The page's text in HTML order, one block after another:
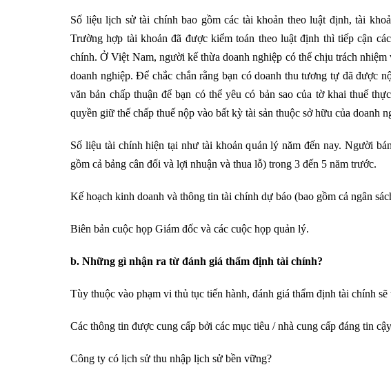
Số liệu lịch sử tài chính bao gồm các tài khoản theo luật định, tài
Trường hợp tài khoản đã được kiểm toán theo luật định thì tiếp cận
chính. Ở Việt Nam, người kế thừa doanh nghiệp có thể chịu trách
doanh nghiệp. Để chắc chắn rằng bạn có doanh thu tương tự đã được
văn bản chấp thuận để bạn có thể yêu có bản sao của tờ khai thuế
quyền giữ thế chấp thuế nộp vào bất kỳ tài sản thuộc sở hữu của doanh
Số liệu tài chính hiện tại như tài khoản quản lý năm đến nay. Người
gồm cả bảng cân đối và lợi nhuận và thua lỗ) trong 3 đến 5 năm trước.
Kế hoạch kinh doanh và thông tin tài chính dự báo (bao gồm cả ngân
Biên bản cuộc họp Giám đốc và các cuộc họp quản lý.
b. Những gì nhận ra từ đánh giá thẩm định tài chính?
Tùy thuộc vào phạm vi thủ tục tiến hành, đánh giá thẩm định tài chính sẽ
Các thông tin được cung cấp bởi các mục tiêu / nhà cung cấp đáng tin
Công ty có lịch sử thu nhập lịch sử bền vững?